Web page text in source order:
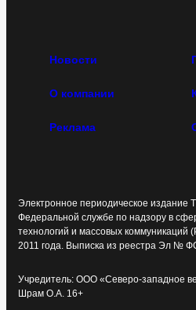
Новости
О компании
Реклама
Электронное периодическое издание
Федеральной службе по надзору в
технологий и массовых коммуникаций
2011 года. Выписка из реестра Эл №
Учредитель: ООО «Северо-западное
Шрам О.А. 16+